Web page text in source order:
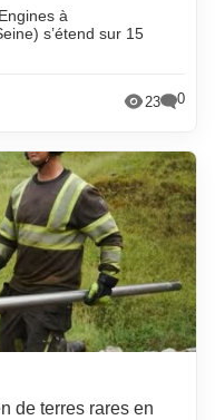
à
s’étend sur 15
23 0
de terres rares en